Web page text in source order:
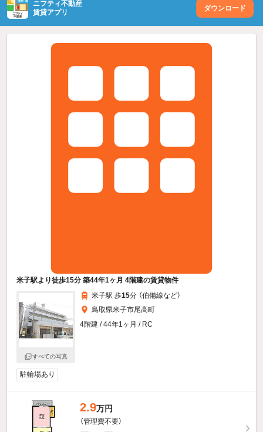
ニフティ不動産
賃貸アプリ
ダウンロード
米子駅より徒歩15分 築44年1ヶ月 4階建の賃貸物件
すべての写真
米子駅 歩15分 （伯備線など）
鳥取県米子市尾高町
4階建 / 44年1ヶ月 / RC
駐輪場あり
2.9万円
（管理費不要）